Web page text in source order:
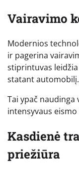
Vairavimo
Modernios
ir pagerina
stiprintuvas
statant automobilį.
Tai ypač
intensyvaus eismo
Kasdienė
priežiūra